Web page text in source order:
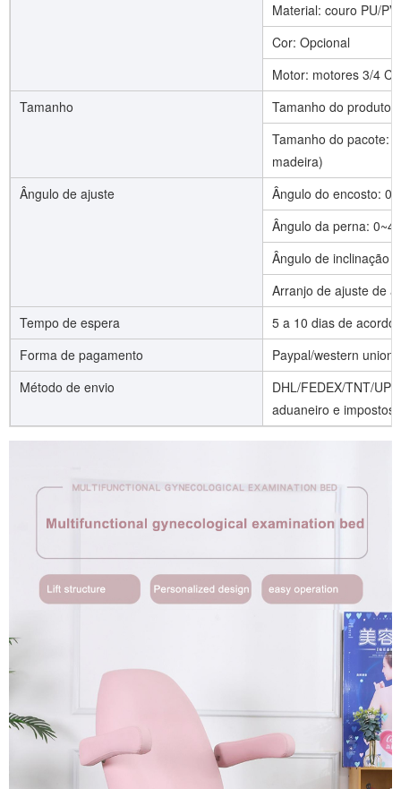
Material: couro PU/
Cor: Opcional
Motor: motores 3/4
Tamanho
Tamanho do produto:
Tamanho do pacote:
madeira)
Ângulo de ajuste
Ângulo do encosto:
Ângulo da perna:
Ângulo de inclinação
Arranjo de ajuste de
Tempo de espera
5 a 10 dias de
Forma de pagamento
Paypal/western
Método de envio
DHL/FEDEX/TNT/
aduaneiro e